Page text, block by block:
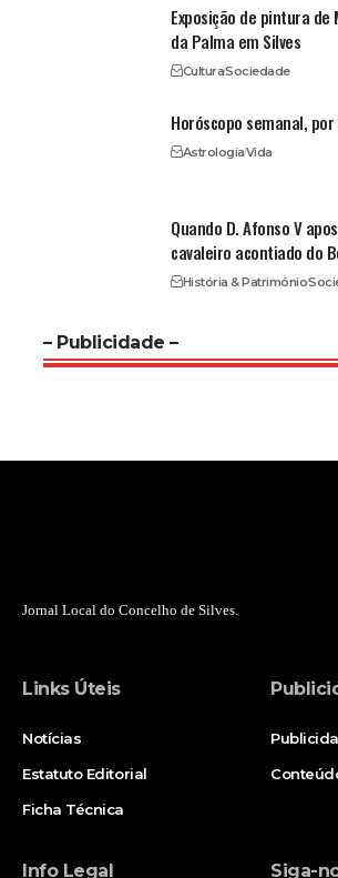
Exposição de pintura de
da Palma em Silves
CulturaSociedade
Horóscopo semanal,
AstrologiaVida
Quando D. Afonso V
cavaleiro acontiado do
História & Património
– Publicidade –
Jornal Local do Concelho de Silves.
Links Úteis
Notícias
Estatuto Editorial
Ficha Técnica
Info Legal Siga-